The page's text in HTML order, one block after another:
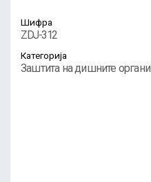
Шифра
ZDJ-312
Категорија
Заштита на дишните органи